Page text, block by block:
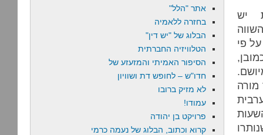
יש
פי
מורה
אתר "הלל"
בחזרה ללאמיה
הבלוג של "יש דין"
הטלוויזיה החברתית
הסיפור האמיתי והמזעזע של
חדו"ש – לחופש דת ושוויון
לא מזיק ברובו
עמודו!
פרויקט בן יהודה
קרוא וכתוב, הבלוג של נעמה כרמי